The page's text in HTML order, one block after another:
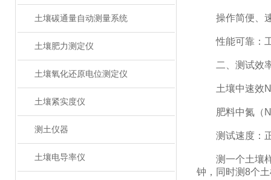
土壤碳通量自动测量系统
土壤肥力测定仪
土壤氧化还原电位测定仪
土壤紧实度仪
测土仪器
土壤电导率仪
操作简便、速
性能可靠：工
二、测试效
土壤中速效N
肥料中氮（N
测试速度：正
测一个土壤样
钟，同时测8个